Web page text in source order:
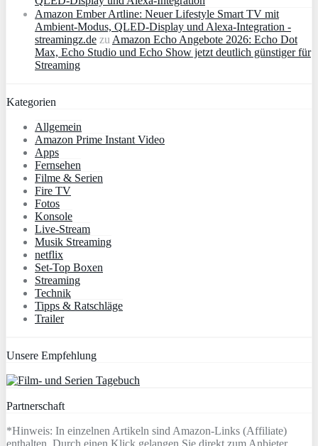
Amazon Ember Artline: Neuer Lifestyle Smart TV mit
Ambient‑Modus, QLED‑Display und Alexa‑Integration -
streamingz.de zuAmazon Echo Angebote 2026: Echo Dot
Max, Echo Studio und Echo Show jetzt deutlich günstiger für
Streaming
Kategorien
Allgemein
Amazon Prime Instant Video
Apps
Fernsehen
Filme & Serien
Fire TV
Fotos
Konsole
Live-Stream
Musik Streaming
netflix
Set-Top Boxen
Streaming
Technik
Tipps & Ratschläge
Trailer
Unsere Empfehlung
Partnerschaft
*Hinweis: In einzelnen Artikeln sind Amazon-Links (Affiliate)